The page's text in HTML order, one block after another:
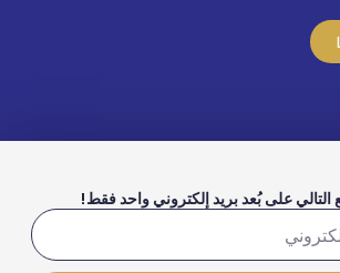
على بُعد بريد إلكتروني واحد فقط!